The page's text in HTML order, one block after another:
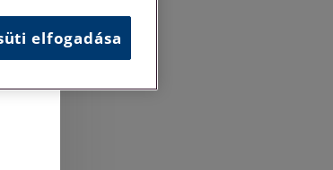
elfogadása